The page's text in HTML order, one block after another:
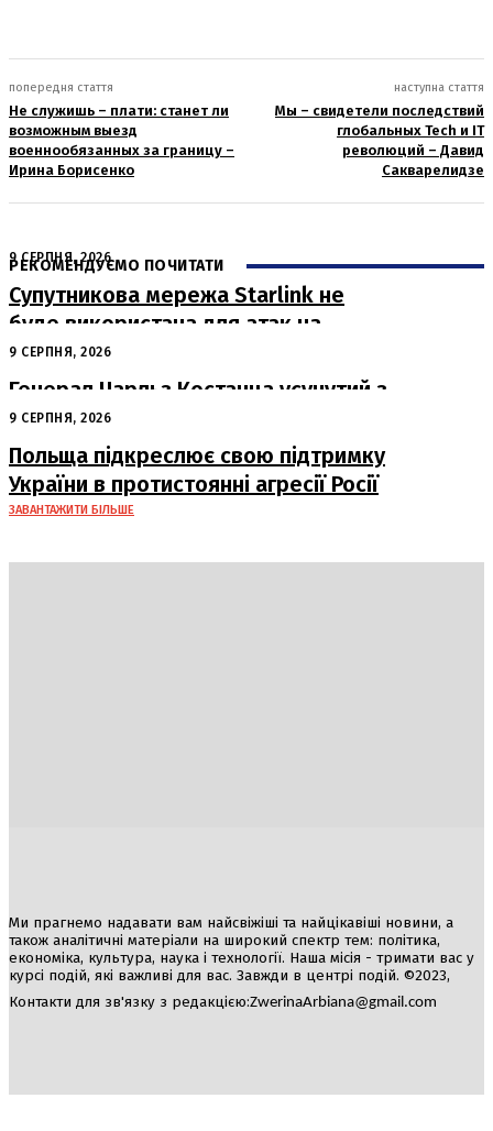
попередня стаття
Не служишь – плати: станет ли
возможным выезд
военнообязанных за границу –
Ирина Борисенко
наступна стаття
Мы – свидетели последствий
глобальных Tech и IT
революций – Давид
Сакварелидзе
РЕКОМЕНДУЄМО ПОЧИТАТИ
9 СЕРПНЯ, 2026
Супутникова мережа Starlink не
буде використана для атак на
російські пускові установки
9 СЕРПНЯ, 2026
Генерал Чарльз Костанца усунутий з
посади: Пентагон вживає заходів
9 СЕРПНЯ, 2026
Польща підкреслює свою підтримку
України в протистоянні агресії Росії
ЗАВАНТАЖИТИ БІЛЬШЕ
Ми прагнемо надавати вам найсвіжіші та найцікавіші новини, а
також аналітичні матеріали на широкий спектр тем: політика,
економіка, культура, наука і технології. Наша місія - тримати вас у
курсі подій, які важливі для вас. Завжди в центрі подій. ©2023,
Контакти для зв'язку з редакцією:ZwerinaArbiana@gmail.com